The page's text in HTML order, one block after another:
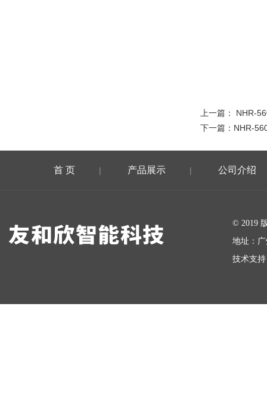
上一篇： NHR-
下一篇： NHR-
首 页 | 产品展示 | 公司介绍
© 2019
地址：
技术支